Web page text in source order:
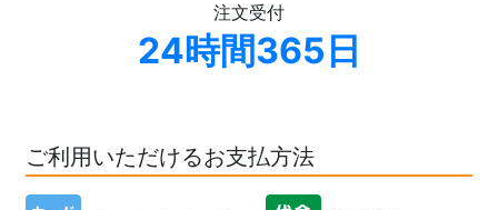
注文受付
24時間365日
ご利用いただけるお支払方法